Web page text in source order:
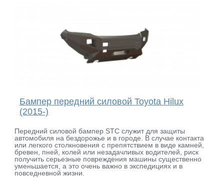
Бампер передний силовой Toyota Hilux
(2015-)
Передний силовой бампер STC служит для защиты
автомобиля на бездорожье и в городе. В случае контакта
или легкого столкновения с препятствием в виде камней,
бревен, пней, колей или незадачливых водителей, риск
получить серьезные повреждения машины существенно
уменьшается, а это очень важно в экспедициях и в
повседневной жизни.